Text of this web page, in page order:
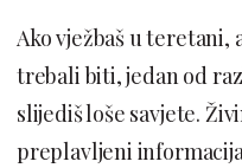
Ako vježbaš u teretani,
trebali biti, jedan od
slijediš loše savjete.
preplavljeni